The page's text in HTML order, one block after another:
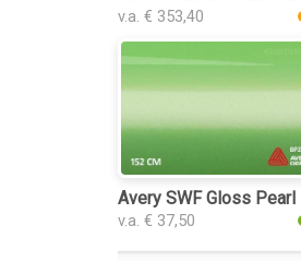
v.a. € 353,40
Avery SWF Gloss
v.a. € 37,50